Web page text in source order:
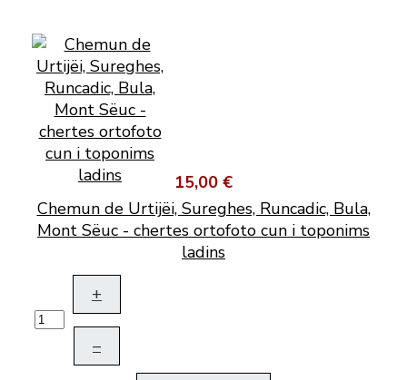
15,00 €
Chemun de Urtijëi, Sureghes, Runcadic, Bula,
Mont Sëuc - chertes ortofoto cun i toponims
ladins
+
–